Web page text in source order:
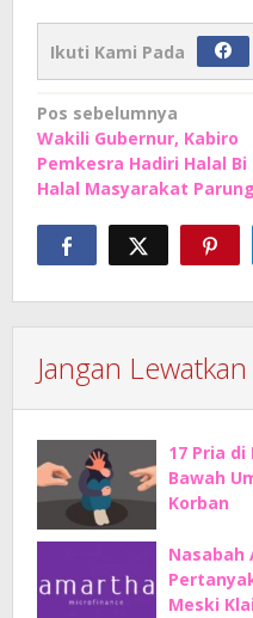
Ikuti Kami Pada
Navigasi
pos
Pos sebelumnya
Wakili Gubernur, Kabiro
Pemkesra Hadiri Halal Bi
Halal Masyarakat Parung
Jangan Lewatkan
17 Pria
Bawah
Korban
Nasabah
Meski